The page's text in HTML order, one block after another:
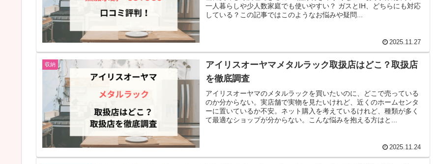
一人暮らしや少人数家庭でも使いやすい？ ガスとIH、どちらにも対応
している？この記事ではこのようなお悩みや疑問...
2025.11.27
収納
アイリスオーヤマメタルラック取扱店はどこ？取扱店
を徹底調査
アイリスオーヤマのメタルラックを買いたいのに、どこで売っている
のか分からない。実店舗で実物を見たいけれど、近くのホームセンタ
ーに置いているか不安。ネット購入を考えているけれど、種類が多く
て最適なショップが分からない。こんな悩みを抱える方はと...
2025.11.24